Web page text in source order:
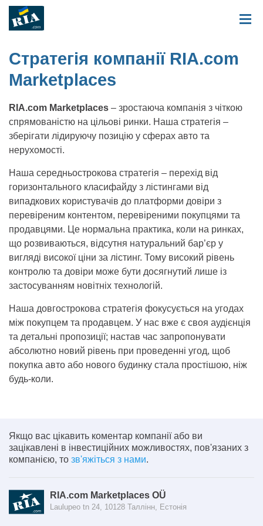
Стратегія компанії RIA.com
Marketplaces
RIA.com Marketplaces – зростаюча компанія з чіткою
спрямованістю на цільові ринки. Наша стратегія –
зберігати лідируючу позицію у сферах авто та
нерухомості.
Наша середньострокова стратегія – перехід від
горизонтального класифайду з лістингами від
випадкових користувачів до платформи довіри з
перевіреним контентом, перевіреними покупцями та
продавцями. Це нормальна практика, коли на ринках,
що розвиваються, відсутня натуральний бар’єр у
вигляді високої ціни за лістинг. Тому високий рівень
контролю та довіри може бути досягнутий лише із
застосуванням новітніх технологій.
Наша довгострокова стратегія фокусується на угодах
між покупцем та продавцем. У нас вже є своя аудієнція
та детальні пропозиції; настав час запропонувати
абсолютно новий рівень при проведенні угод, щоб
покупка авто або нового будинку стала простішою, ніж
будь-коли.
Якщо вас цікавить коментар компанії або ви
зацікавлені в інвестиційних можливостях, пов'язаних з
компанією, то зв'яжіться з нами.
RIA.com Marketplaces OÜ
Laulupeo tn 24, 10128 Таллінн, Естонія